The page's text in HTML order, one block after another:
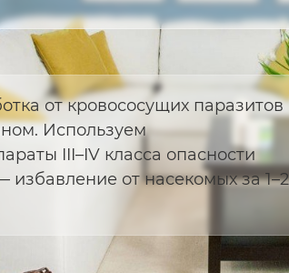
от кровососущих паразитов
Используем
III–IV класса опасности
от насекомых за 1–2